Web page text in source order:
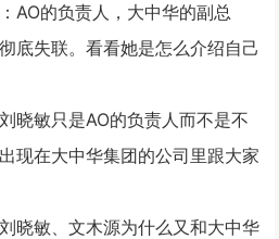
AO的负责人，大中华的副总
底失联。看看她是怎么介绍自己
晓敏只是AO的负责人而不是不
现在大中华集团的公司里跟大家
晓敏、文木源为什么又和大中华